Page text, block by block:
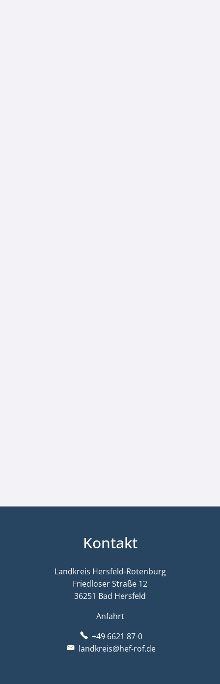
Kontakt
Landkreis Hersfeld-Rotenburg
Friedloser Straße 12
36251 Bad Hersfeld
Anfahrt
+49 6621 87-0
landkreis@hef-rof.de